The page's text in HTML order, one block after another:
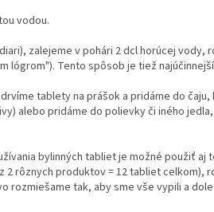
vodou.
zalejeme v pohári 2 dcl horúcej
lógrom"). Tento spôsob je tiež
tablety na prášok a pridáme do čaju,
alebo pridáme do polievky či iného
bylinných tabliet je možné použiť
2 rôznych produktov = 12 tabliet celkom),
rozmiešame tak, aby sme vše vypili a